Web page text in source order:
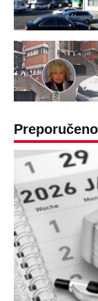
OD NAVODNOG
GENERAL
HRVATI GA
UBIJAO!